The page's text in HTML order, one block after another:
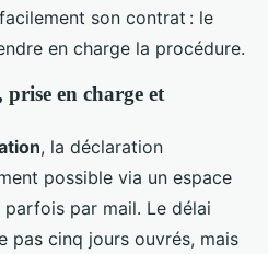
son contrat : le
en charge la procédure.
en charge et
, la déclaration
possible via un espace
par mail. Le délai
pas cinq jours ouvrés, mais